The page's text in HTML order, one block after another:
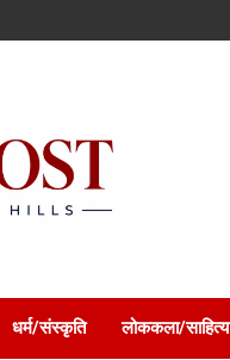
धर्म/संस्कृति लोककला/साहित्य